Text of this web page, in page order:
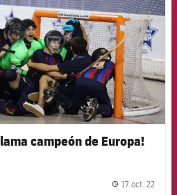
campeón de Europa!
17 oct. 22